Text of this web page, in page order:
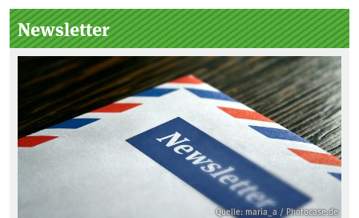
Kuratorium, wie wird der Boden des
Jahres ausgewählt und was passiert
eigentlich während eines solchen
Bodenjahres? Infos dazu gibt es im
aktuellen Podcast „Soilcast“. Jetzt
reinhören:
https://soilcast.de/interview/sc202-
interview-die-kuer-der-krume/
Newsletter
Quelle: maria_a / Photocase.de